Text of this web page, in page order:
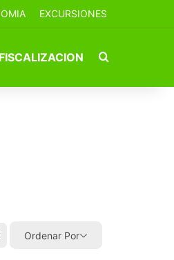
EXCURSIONES
FISCALIZACION Buscar por
Ordenar Por